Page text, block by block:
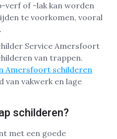
verf of -lak kan worden
te voorkomen, vooral
Service Amersfoort
van trappen.
Amersfoort schilderen
van vakwerk en lage
schilderen?
met een goede